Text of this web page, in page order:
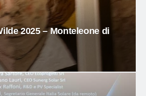
2025 – Monteleone di